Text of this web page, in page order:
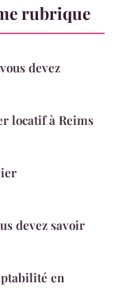
rubrique
devez
locatif à Reims
devez savoir
en